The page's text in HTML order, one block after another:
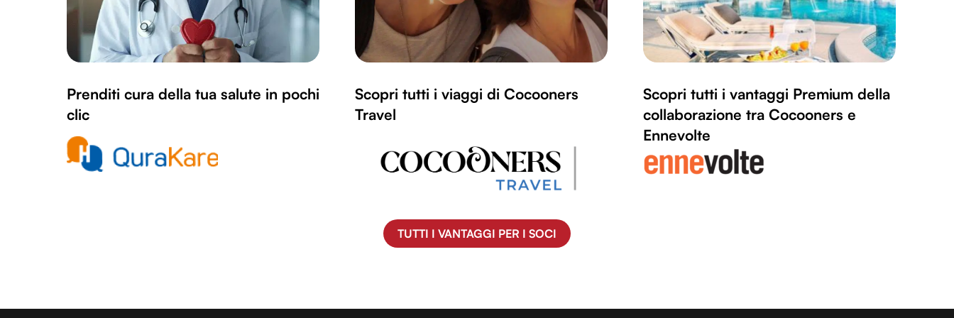
Prenditi cura della tua salute in pochi
clic
Scopri tutti i viaggi di Cocooners
Travel
Scopri tutti i vantaggi Premium della
collaborazione tra Cocooners e
Ennevolte
TUTTI I VANTAGGI PER I SOCI